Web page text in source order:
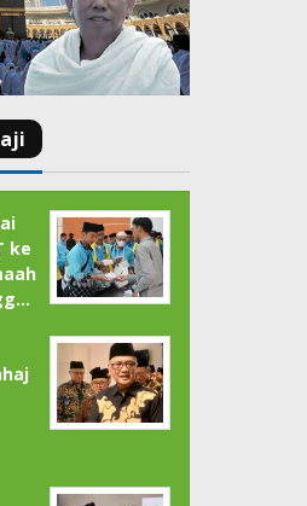
ke